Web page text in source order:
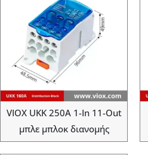
VIOX UKK 250A 1-In 11-Out
μπλε μπλοκ διανομής